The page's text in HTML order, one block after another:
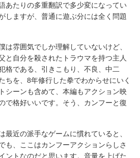
あたりの多重翻訳で多少変になってい
しますが、普通に遊ぶ分には全く問題
は雰囲気でしか理解していないけど、
と自分を殺されたトラウマを持つ主人
格である、引きこもり、不良、中二
ちを、8年修行した拳でわからせにいく
シーンも含めて、本編もアクション映
で格好いいです。そう、カンフーと復
最近の派手なゲームに慣れていると、
も、ここはカンフーアクションらしさ
ントなのだと思います。音量を上げた